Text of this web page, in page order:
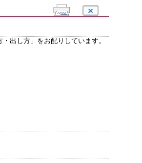
出し方」をお配りしています。